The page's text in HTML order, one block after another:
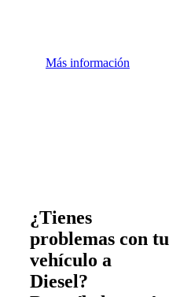
Más información
¿Tienes
problemas con tu
vehículo a
Diesel?